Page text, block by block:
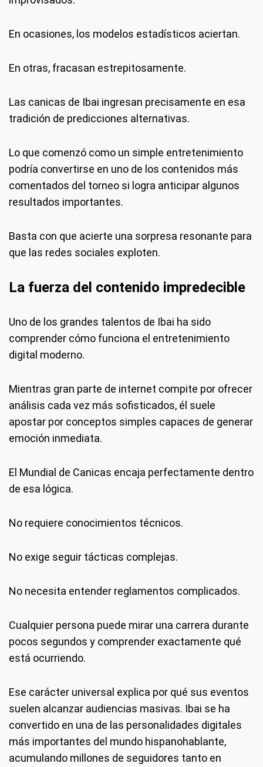
En ocasiones, los modelos estadísticos aciertan.
En otras, fracasan estrepitosamente.
Las canicas de Ibai ingresan precisamente en esa
tradición de predicciones alternativas.
Lo que comenzó como un simple entretenimiento
podría convertirse en uno de los contenidos más
comentados del torneo si logra anticipar algunos
resultados importantes.
Basta con que acierte una sorpresa resonante para
que las redes sociales exploten.
La fuerza del contenido impredecible
Uno de los grandes talentos de Ibai ha sido
comprender cómo funciona el entretenimiento
digital moderno.
Mientras gran parte de internet compite por ofrecer
análisis cada vez más sofisticados, él suele
apostar por conceptos simples capaces de generar
emoción inmediata.
El Mundial de Canicas encaja perfectamente dentro
de esa lógica.
No requiere conocimientos técnicos.
No exige seguir tácticas complejas.
No necesita entender reglamentos complicados.
Cualquier persona puede mirar una carrera durante
pocos segundos y comprender exactamente qué
está ocurriendo.
Ese carácter universal explica por qué sus eventos
suelen alcanzar audiencias masivas. Ibai se ha
convertido en una de las personalidades digitales
más importantes del mundo hispanohablante,
acumulando millones de seguidores tanto en